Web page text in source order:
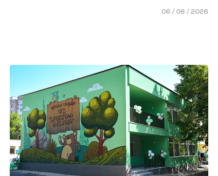
06 / 08 / 2026